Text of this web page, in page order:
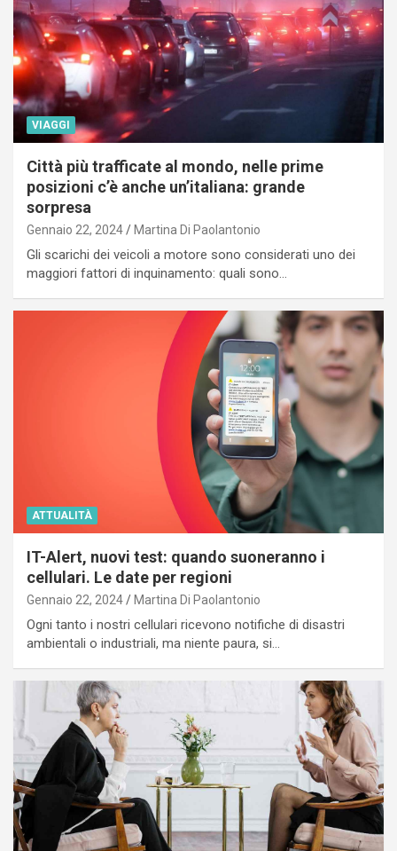
VIAGGI
Città più trafficate al mondo, nelle prime
posizioni c’è anche un’italiana: grande
sorpresa
Gennaio 22, 2024 Martina Di Paolantonio
Gli scarichi dei veicoli a motore sono considerati uno dei
maggiori fattori di inquinamento: quali sono…
ATTUALITÀ
IT-Alert, nuovi test: quando suoneranno i
cellulari. Le date per regioni
Gennaio 22, 2024 Martina Di Paolantonio
Ogni tanto i nostri cellulari ricevono notifiche di disastri
ambientali o industriali, ma niente paura, si…